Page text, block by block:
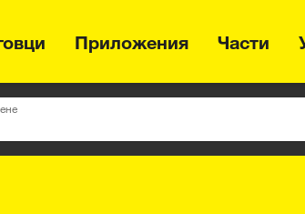
Приложения Части